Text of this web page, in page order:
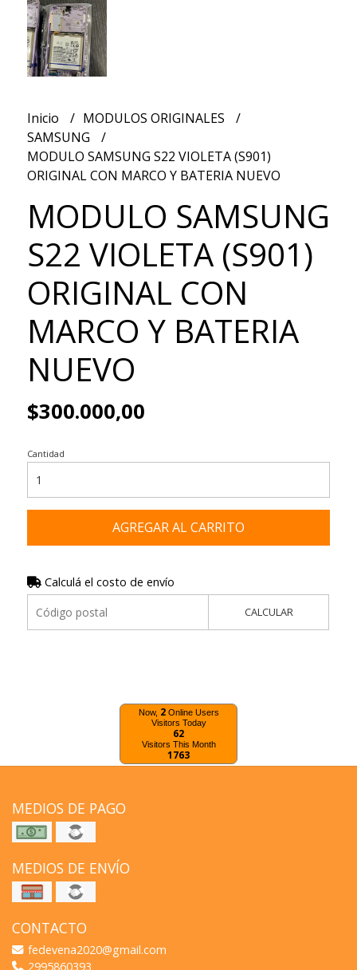
Inicio
MODULOS ORIGINALES
SAMSUNG
MODULO SAMSUNG S22 VIOLETA (S901)
ORIGINAL CON MARCO Y BATERIA NUEVO
MODULO SAMSUNG
S22 VIOLETA (S901)
ORIGINAL CON
MARCO Y BATERIA
NUEVO
$300.000,00
Cantidad
AGREGAR AL CARRITO
Calculá el costo de envío
CALCULAR
Now, 2Online Users
Visitors Today
62
Visitors This Month
1763
MEDIOS DE PAGO
MEDIOS DE ENVÍO
CONTACTO
fedevena2020@gmail.com
2995860393